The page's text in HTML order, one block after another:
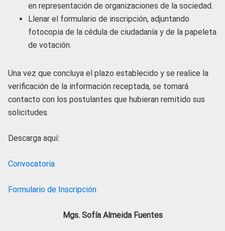
en representación de organizaciones de la sociedad.
Llenar el formulario de inscripción, adjuntando
fotocopia de la cédula de ciudadanía y de la papeleta
de votación.
Una vez que concluya el plazo establecido y se realice la
verificación de la información receptada, se tomará
contacto con los postulantes que hubieran remitido sus
solicitudes.
Descarga aquí:
Convocatoria
Formulario de Inscripción
Mgs. Sofía Almeida Fuentes